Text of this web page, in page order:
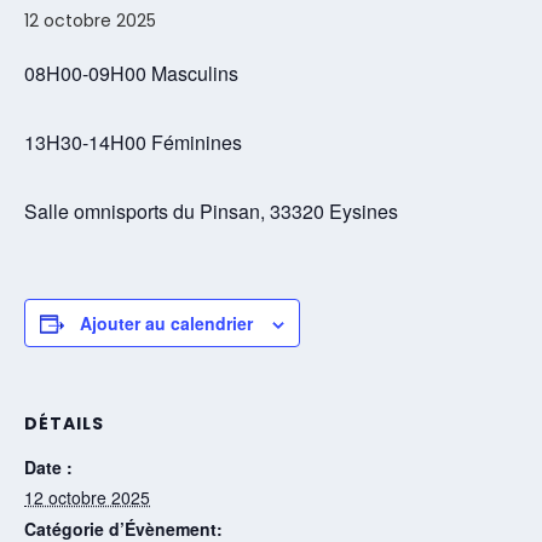
12 octobre 2025
08H00-09H00 Masculins
13H30-14H00 Féminines
Salle omnisports du Pinsan, 33320 Eysines
Ajouter au calendrier
DÉTAILS
Date :
12 octobre 2025
Catégorie d’Évènement: